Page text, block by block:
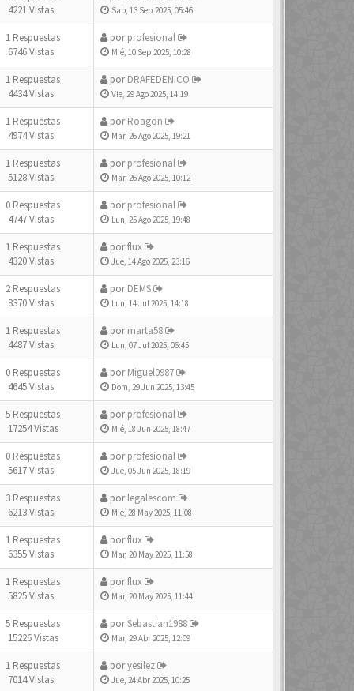
4221 Vistas
Sab, 13 Sep 2025, 05:46
1 Respuestas
6746 Vistas
porprofesional
Mié, 10 Sep 2025, 10:28
1 Respuestas
4434 Vistas
porDRAFEDENICO
Vie, 29 Ago 2025, 14:19
1 Respuestas
4974 Vistas
porRoagon
Mar, 26 Ago 2025, 19:21
1 Respuestas
5128 Vistas
porprofesional
Mar, 26 Ago 2025, 10:12
0 Respuestas
4747 Vistas
porprofesional
Lun, 25 Ago 2025, 19:48
1 Respuestas
4320 Vistas
porflux
Jue, 14 Ago 2025, 23:16
2 Respuestas
8370 Vistas
porDEMS
Lun, 14 Jul 2025, 14:18
1 Respuestas
4487 Vistas
pormarta58
Lun, 07 Jul 2025, 06:45
0 Respuestas
4645 Vistas
porMiguel0987
Dom, 29 Jun 2025, 13:45
5 Respuestas
17254 Vistas
porprofesional
Mié, 18 Jun 2025, 18:47
0 Respuestas
5617 Vistas
porprofesional
Jue, 05 Jun 2025, 18:19
3 Respuestas
6213 Vistas
porlegalescom
Mié, 28 May 2025, 11:08
1 Respuestas
6355 Vistas
porflux
Mar, 20 May 2025, 11:58
1 Respuestas
5825 Vistas
porflux
Mar, 20 May 2025, 11:44
5 Respuestas
15226 Vistas
porSebastian1988
Mar, 29 Abr 2025, 12:09
1 Respuestas
7014 Vistas
poryesilez
Jue, 24 Abr 2025, 10:25